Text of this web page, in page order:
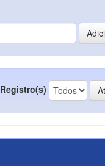
Registro(s)